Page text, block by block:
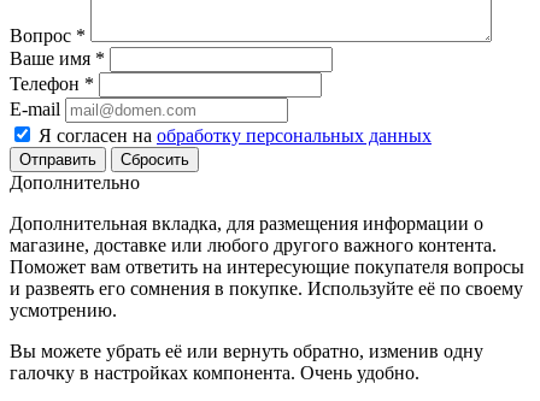
Вопрос *
Ваше имя *
Телефон *
E-mail
Я согласен на обработку персональных данных
Сбросить
Дополнительно
Дополнительная вкладка, для размещения информации о
магазине, доставке или любого другого важного контента.
Поможет вам ответить на интересующие покупателя вопросы
и развеять его сомнения в покупке. Используйте её по своему
усмотрению.
Вы можете убрать её или вернуть обратно, изменив одну
галочку в настройках компонента. Очень удобно.